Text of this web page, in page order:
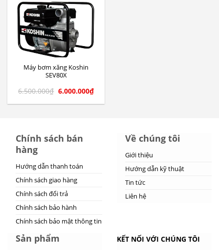
Máy bơm xăng Koshin
SEV80X
6.500.000₫ 6.000.000₫
Chính sách bán
hàng
Hướng dẫn thanh toán
Chính sách giao hàng
Chính sách đổi trả
Chính sách bảo hành
Chính sách bảo mật thông tin
Về chúng tôi
Giới thiệu
Hướng dẫn kỹ thuật
Tin tức
Liên hệ
Sản phẩm KẾT NỐI VỚI CHÚNG TÔI